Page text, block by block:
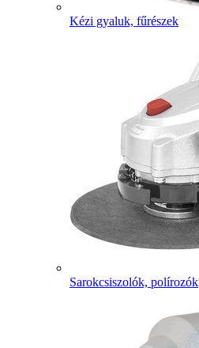
Kézi gyaluk, fűrészek
Sarokcsiszolók, polírozók